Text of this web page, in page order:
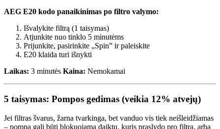
AEG E20 kodo panaikinimas po filtro valymo:
Išvalykite filtrą (1 taisymas)
Atjunkite nuo tinklo 5 minutėms
Prijunkite, pasirinkite „Spin” ir paleiskite
E20 klaida turi išnykti
Laikas: 3 minutės Kaina: Nemokamai
5 taisymas: Pompos gedimas (veikia 12% atvejų)
Jei filtras švarus, žarna tvarkinga, bet vanduo vis tiek neišleidžiamas
– pompa gali būti blokuojama daiktu, kuris praslydo pro filtrą, arba